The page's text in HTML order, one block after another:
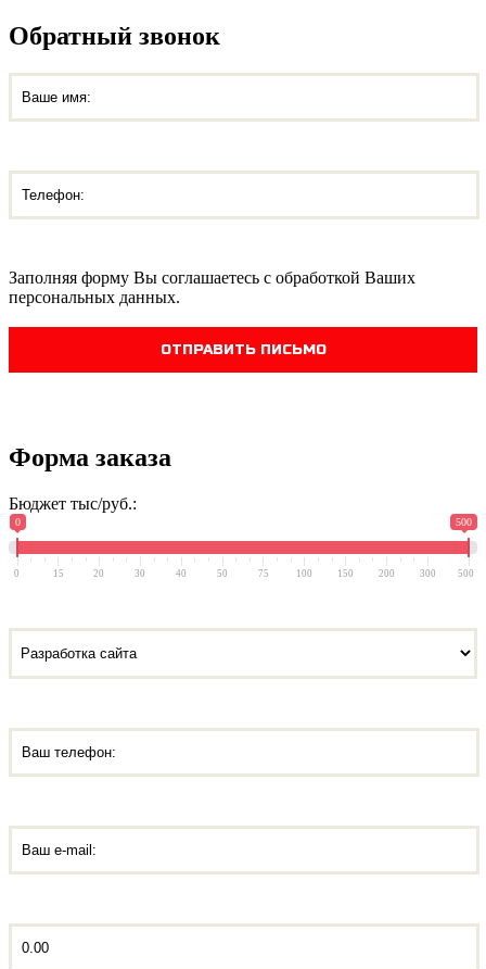
Обратный звонок
Заполняя форму Вы соглашаетесь с обработкой Ваших
персональных данных.
ОТПРАВИТЬ ПИСЬМО
Форма заказа
Бюджет тыс/руб.:
0 500
0 15 20 30 40 50 75 100 150 200 300 500